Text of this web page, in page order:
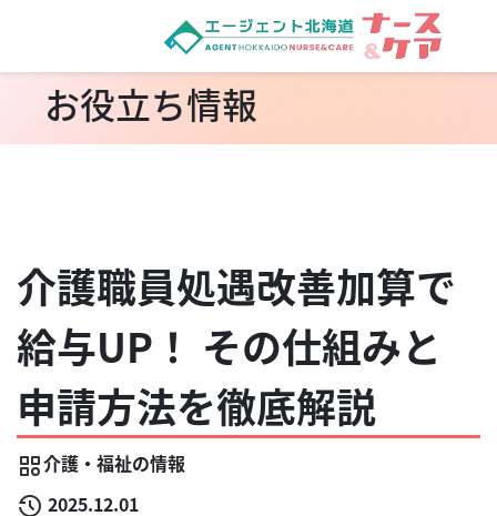
お役立ち情報
介護職員処遇改善加算で
給与UP！ その仕組みと
申請方法を徹底解説
介護・福祉の情報
2025.12.01